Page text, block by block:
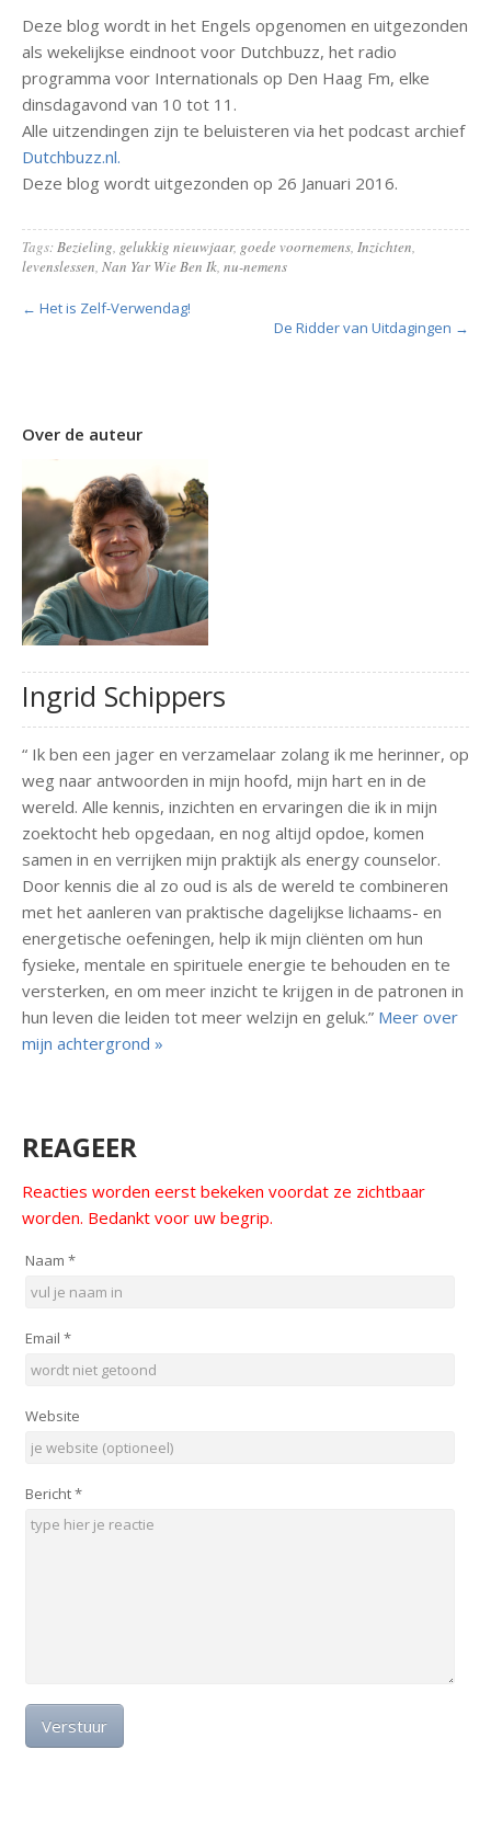
Deze blog wordt in het Engels opgenomen en uitgezonden
als wekelijkse eindnoot voor Dutchbuzz, het radio
programma voor Internationals op Den Haag Fm, elke
dinsdagavond van 10 tot 11.
Alle uitzendingen zijn te beluisteren via het podcast archief
Dutchbuzz.nl.
Deze blog wordt uitgezonden op 26 Januari 2016.
Tags:Bezieling, gelukkig nieuwjaar, goede voornemens, Inzichten,
levenslessen, Nan Yar Wie Ben Ik, nu-nemens
← Het is Zelf-Verwendag!
De Ridder van Uitdagingen →
Over de auteur
Ingrid Schippers
“ Ik ben een jager en verzamelaar zolang ik me herinner, op
weg naar antwoorden in mijn hoofd, mijn hart en in de
wereld. Alle kennis, inzichten en ervaringen die ik in mijn
zoektocht heb opgedaan, en nog altijd opdoe, komen
samen in en verrijken mijn praktijk als energy counselor.
Door kennis die al zo oud is als de wereld te combineren
met het aanleren van praktische dagelijkse lichaams- en
energetische oefeningen, help ik mijn cliënten om hun
fysieke, mentale en spirituele energie te behouden en te
versterken, en om meer inzicht te krijgen in de patronen in
hun leven die leiden tot meer welzijn en geluk.” Meer over
mijn achtergrond »
REAGEER
Reacties worden eerst bekeken voordat ze zichtbaar
worden. Bedankt voor uw begrip.
Naam *
Email *
Website
Bericht*